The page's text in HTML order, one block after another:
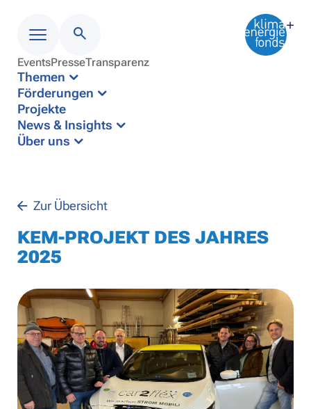
Menü
EventsPresseTransparenz
Themen
Förderungen
Projekte
News & Insights
Über uns
Zur Übersicht
KEM-PROJEKT DES JAHRES
2025